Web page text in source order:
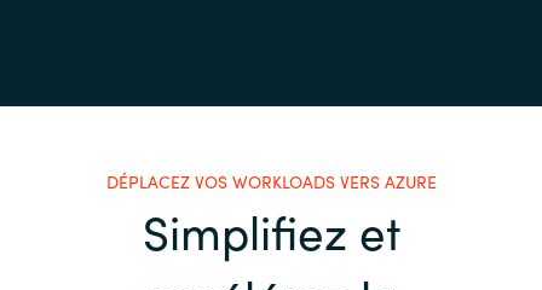
DÉPLACEZ VOS WORKLOADS VERS AZURE
Simplifiez et